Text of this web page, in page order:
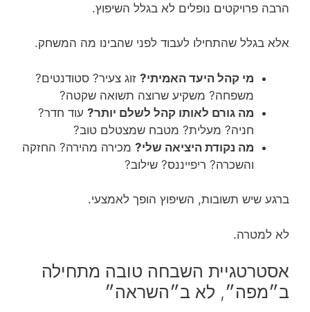
הרבה פרויקטים נופלים לא בגלל השיפוץ.
אלא בגלל שהתחילו לעבוד לפני שהבינו מה המשחק.
מי קהל היעד האמיתי? זוג צעיר? סטודנטים?
משפחה? משקיע שרוצה תשואה שקטה?
מה גורם לאותו קהל לשלם יותר? עוד חדר?
חניה? מעלית? מטבח שמצטלם טוב?
מה נקודת היציאה שלי? מכירה מהירה? החזקה
והשכרה? ריפייננס? שילוב?
ברגע שיש תשובות, השיפוץ הופך לאמצעי.
לא למטרה.
אסטרטגיית השבחה טובה מתחילה
ב״מפה״, לא ב״השראה״